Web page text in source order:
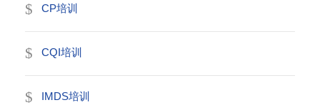
CP培训
CQI培训
IMDS培训